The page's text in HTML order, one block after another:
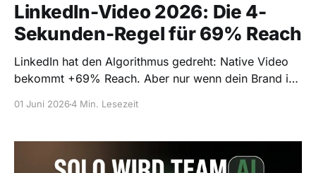
LinkedIn-Video 2026: Die 4-
Sekunden-Regel für 69% Reach
LinkedIn hat den Algorithmus gedreht: Native Video
bekommt +69% Reach. Aber nur wenn dein Brand in
01 Juni 20264 Min. Lesezeit